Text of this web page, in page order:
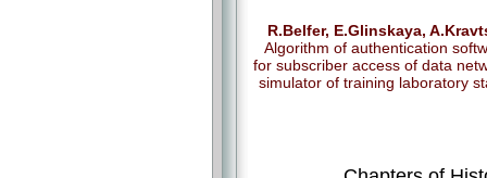
R.Belfer, E.Glinskaya,
Algorithm of authentication
for subscriber access of data
simulator of training laboratory